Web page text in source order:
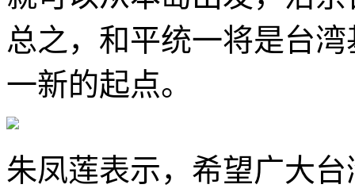
总之，和平统一将是台
一新的起点。
朱凤莲表示，希望广大